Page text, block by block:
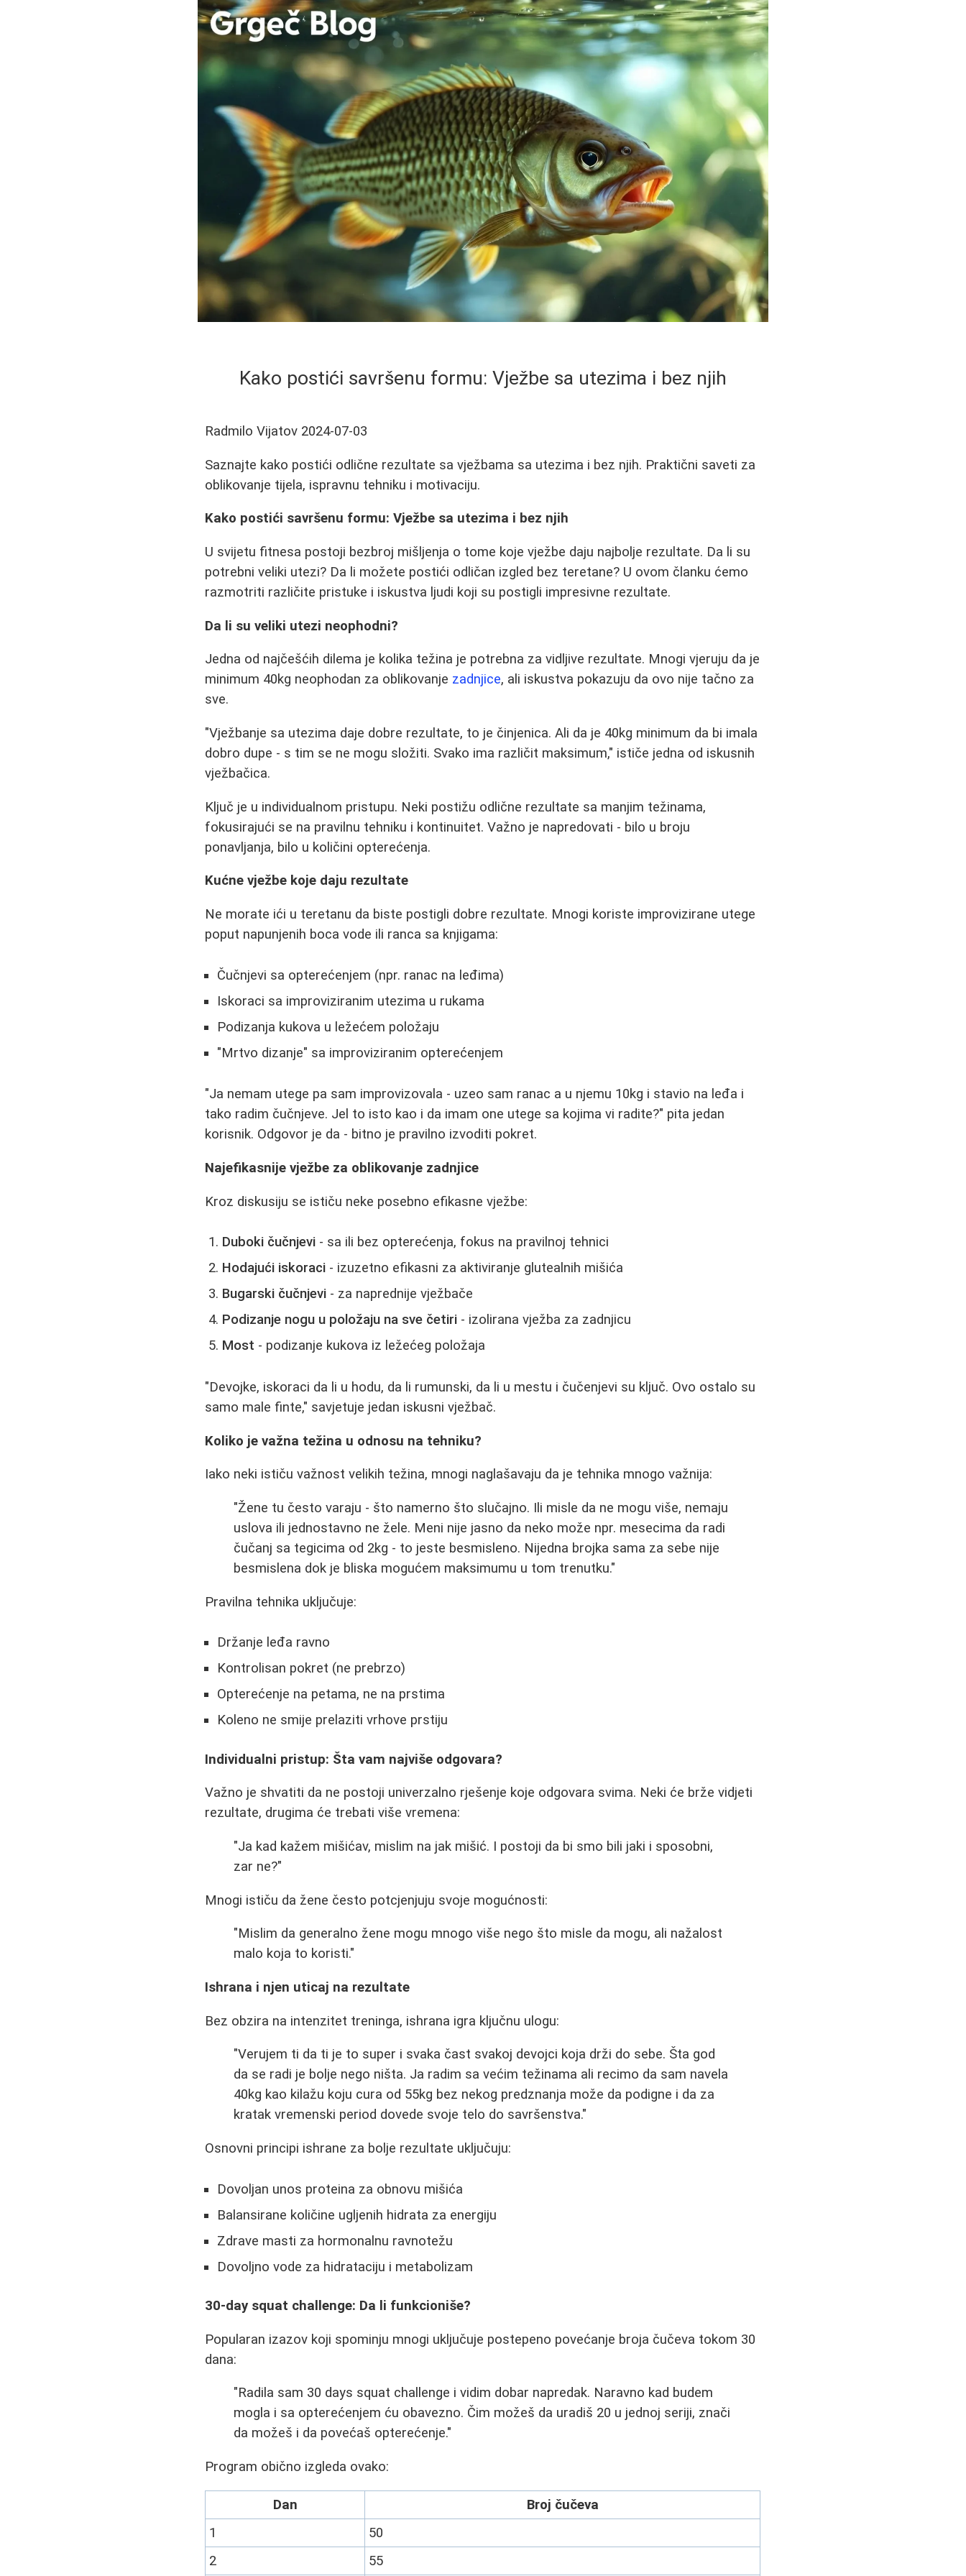
Kako postići savršenu formu: Vježbe sa utezima i bez njih
Radmilo Vijatov 2024-07-03
Saznajte kako postići odlične rezultate sa vježbama sa utezima i bez njih. Praktični saveti za
oblikovanje tijela, ispravnu tehniku i motivaciju.
Kako postići savršenu formu: Vježbe sa utezima i bez njih
U svijetu fitnesa postoji bezbroj mišljenja o tome koje vježbe daju najbolje rezultate. Da li su
potrebni veliki utezi? Da li možete postići odličan izgled bez teretane? U ovom članku ćemo
razmotriti različite pristuke i iskustva ljudi koji su postigli impresivne rezultate.
Da li su veliki utezi neophodni?
Jedna od najčešćih dilema je kolika težina je potrebna za vidljive rezultate. Mnogi vjeruju da je
minimum 40kg neophodan za oblikovanje zadnjice, ali iskustva pokazuju da ovo nije tačno za
sve.
"Vježbanje sa utezima daje dobre rezultate, to je činjenica. Ali da je 40kg minimum da bi imala
dobro dupe - s tim se ne mogu složiti. Svako ima različit maksimum," ističe jedna od iskusnih
vježbačica.
Ključ je u individualnom pristupu. Neki postižu odlične rezultate sa manjim težinama,
fokusirajući se na pravilnu tehniku i kontinuitet. Važno je napredovati - bilo u broju
ponavljanja, bilo u količini opterećenja.
Kućne vježbe koje daju rezultate
Ne morate ići u teretanu da biste postigli dobre rezultate. Mnogi koriste improvizirane utege
poput napunjenih boca vode ili ranca sa knjigama:
Čučnjevi sa opterećenjem (npr. ranac na leđima)
Iskoraci sa improviziranim utezima u rukama
Podizanja kukova u ležećem položaju
"Mrtvo dizanje" sa improviziranim opterećenjem
"Ja nemam utege pa sam improvizovala - uzeo sam ranac a u njemu 10kg i stavio na leđa i
tako radim čučnjeve. Jel to isto kao i da imam one utege sa kojima vi radite?" pita jedan
korisnik. Odgovor je da - bitno je pravilno izvoditi pokret.
Najefikasnije vježbe za oblikovanje zadnjice
Kroz diskusiju se ističu neke posebno efikasne vježbe:
Duboki čučnjevi - sa ili bez opterećenja, fokus na pravilnoj tehnici
Hodajući iskoraci - izuzetno efikasni za aktiviranje glutealnih mišića
Bugarski čučnjevi - za naprednije vježbače
Podizanje nogu u položaju na sve četiri - izolirana vježba za zadnjicu
Most - podizanje kukova iz ležećeg položaja
"Devojke, iskoraci da li u hodu, da li rumunski, da li u mestu i čučenjevi su ključ. Ovo ostalo su
samo male finte," savjetuje jedan iskusni vježbač.
Koliko je važna težina u odnosu na tehniku?
Iako neki ističu važnost velikih težina, mnogi naglašavaju da je tehnika mnogo važnija:
"Žene tu često varaju - što namerno što slučajno. Ili misle da ne mogu više, nemaju
uslova ili jednostavno ne žele. Meni nije jasno da neko može npr. mesecima da radi
čučanj sa tegicima od 2kg - to jeste besmisleno. Nijedna brojka sama za sebe nije
besmislena dok je bliska mogućem maksimumu u tom trenutku."
Pravilna tehnika uključuje:
Držanje leđa ravno
Kontrolisan pokret (ne prebrzo)
Opterećenje na petama, ne na prstima
Koleno ne smije prelaziti vrhove prstiju
Individualni pristup: Šta vam najviše odgovara?
Važno je shvatiti da ne postoji univerzalno rješenje koje odgovara svima. Neki će brže vidjeti
rezultate, drugima će trebati više vremena:
"Ja kad kažem mišićav, mislim na jak mišić. I postoji da bi smo bili jaki i sposobni,
zar ne?"
Mnogi ističu da žene često potcjenjuju svoje mogućnosti:
"Mislim da generalno žene mogu mnogo više nego što misle da mogu, ali nažalost
malo koja to koristi."
Ishrana i njen uticaj na rezultate
Bez obzira na intenzitet treninga, ishrana igra ključnu ulogu:
"Verujem ti da ti je to super i svaka čast svakoj devojci koja drži do sebe. Šta god
da se radi je bolje nego ništa. Ja radim sa većim težinama ali recimo da sam navela
40kg kao kilažu koju cura od 55kg bez nekog predznanja može da podigne i da za
kratak vremenski period dovede svoje telo do savršenstva."
Osnovni principi ishrane za bolje rezultate uključuju:
Dovoljan unos proteina za obnovu mišića
Balansirane količine ugljenih hidrata za energiju
Zdrave masti za hormonalnu ravnotežu
Dovoljno vode za hidrataciju i metabolizam
30-day squat challenge: Da li funkcioniše?
Popularan izazov koji spominju mnogi uključuje postepeno povećanje broja čučeva tokom 30
dana:
"Radila sam 30 days squat challenge i vidim dobar napredak. Naravno kad budem
mogla i sa opterećenjem ću obavezno. Čim možeš da uradiš 20 u jednoj seriji, znači
da možeš i da povećaš opterećenje."
Program obično izgleda ovako:
Dan
Broj čučeva
1
50
2
55